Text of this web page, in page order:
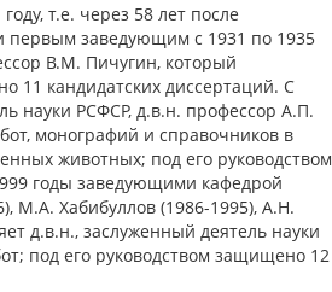
т.е. через 58 лет после
первым заведующим с 1931 по 1935
В.М. Пичугин, который
11 кандидатских диссертаций. С
науки РСФСР, д.в.н. профессор А.П.
монографий и справочников в
животных; под его руководством
годы заведующими кафедрой
М.А. Хабибуллов (1986-1995), А.Н.
д.в.н., заслуженный деятель науки
под его руководством защищено 12